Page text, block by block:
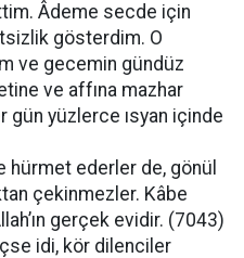
Âdeme secde için
gösterdim. O
ve gecemin gündüz
ve affına mazhar
gün yüzlerce ısyan içinde
hürmet ederler de, gönül
çekinmezler. Kâbe
gerçek evidir. (7043)
idi, kör dilenciler